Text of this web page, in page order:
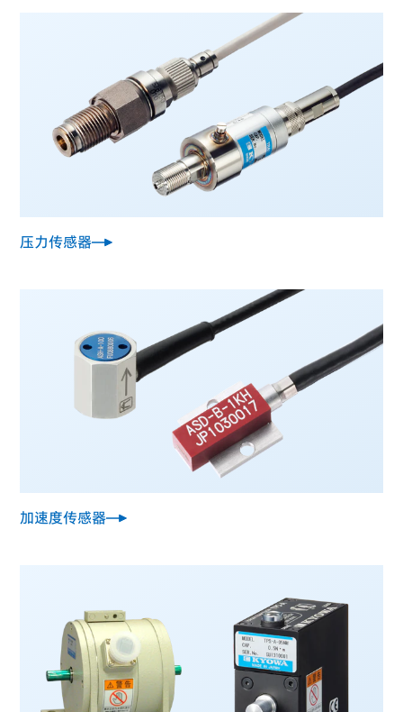
压力传感器
加速度传感器